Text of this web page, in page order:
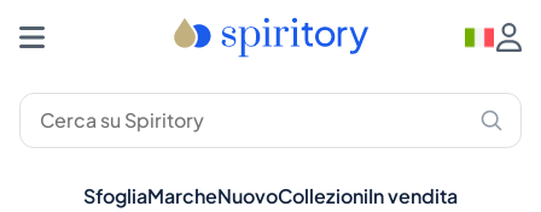
SfogliaMarcheNuovoCollezioniIn vendita